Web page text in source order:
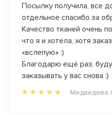
Посылку получила, все
отдельное спасибо за
Качество тканей очень
что я и хотела, хотя
«вслепую» :)
Благодарю ещё раз,
заказывать у вас снова :)
Медведева